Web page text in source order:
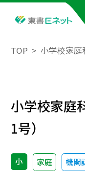
TOP 小学校家庭
小学校家庭
1号）
小 家庭 機関